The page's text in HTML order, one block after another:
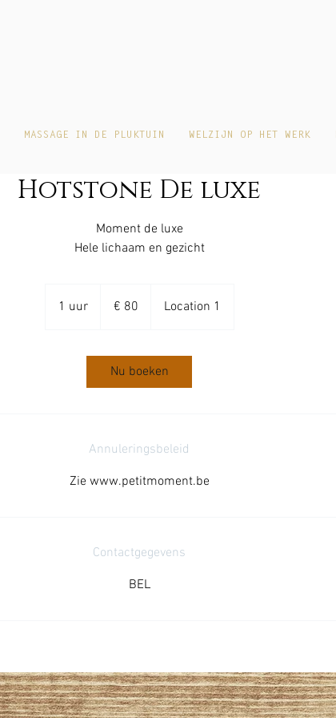
Hotstone De luxe
Moment de luxe
Hele lichaam en gezicht
1 uur1
€ 80 Location 1
Nu boeken
Annuleringsbeleid
Zie www.petitmoment.be
Contactgegevens
BEL
MASSAGE IN DE PLUKTUIN WELZIJN OP HET WERK